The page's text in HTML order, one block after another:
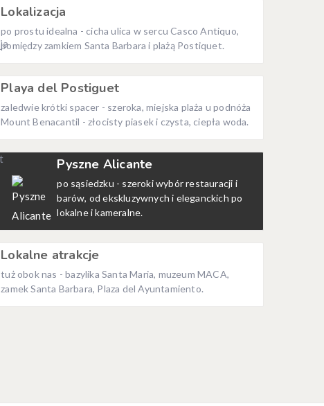
Lokalizacja
po prostu idealna - cicha ulica w sercu Casco Antiquo,
pomiędzy zamkiem Santa Barbara i plażą Postiquet.
Playa del Postiguet
zaledwie krótki spacer - szeroka, miejska plaża u podnóża
Mount Benacantil - złocisty piasek i czysta, ciepła woda.
Pyszne Alicante
po sąsiedzku - szeroki wybór restauracji i
barów, od ekskluzywnych i eleganckich po
lokalne i kameralne.
Lokalne atrakcje
tuż obok nas - bazylika Santa Maria, muzeum MACA,
zamek Santa Barbara, Plaza del Ayuntamiento.